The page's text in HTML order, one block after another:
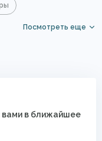
Посмотреть еще
вами в ближайшее